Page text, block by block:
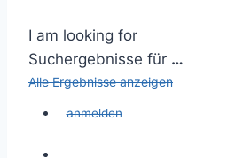
I am looking for
Suchergebnisse für …
Alle Ergebnisse anzeigen
anmelden